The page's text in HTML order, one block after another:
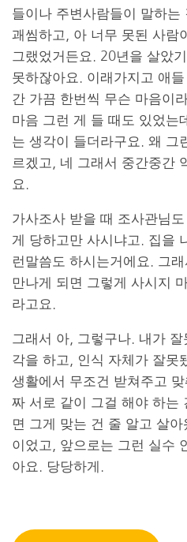
들이나 주변사람들이 말하는
괘씸하고, 아 너무 못된 사람
그랬었거든요. 20년을 살았
못하잖아요. 이래가지고 애
간 가끔 한번씩 무슨 마음이
마음 그런 게 들 때도 있었는
는 생각이 들더라구요. 왜 그
르겠고, 네 그래서 중간중간
요.
가사조사 받을 때 조사관님
게 당하고만 사시냐고. 집을
런말씀도 하시는거에요. 그
만나게 되면 그렇게 사시지
라고요.
그래서 아, 그렇구나. 내가
각을 하고, 인식 자체가 잘못
생활에서 무조건 받쳐주고
짜 서로 같이 그걸 해야 하는
면 그게 맞는 건 줄 알고 살
이었고, 앞으로는 그런 실수
아요. 당당하게.